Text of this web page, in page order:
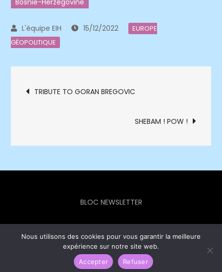
Bosnie-Herzégovine
15/12/2022
EUROPE
GÉOPOLITIQUE
Navigation
l’article
TRIBUTE TO GORAN BREGOVIC
SHEBAM ! POW !
BLOC NEWSLETTER
Europe Info Hebdo © 2023 - Theme Focus Blog by
Creativ
Themes
Nous utilisons des cookies pour vous garantir la meilleure
expérience sur notre site web.
Accepter
Refuser